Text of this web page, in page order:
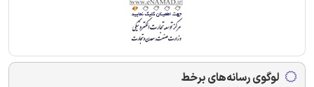
لوگوی رسانه‌های برخط